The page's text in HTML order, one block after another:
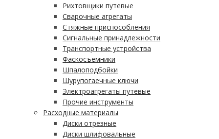
Рихтовщики путевые
Сварочные агрегаты
Стяжные приспособления
Сигнальные принадлежности
Транспортные устройства
Фаскосъемники
Шпалоподбойки
Шурупогаечные ключи
Электроагрегаты путевые
Прочие инструменты
Расходные материалы
Диски отрезные
Диски шлифовальные